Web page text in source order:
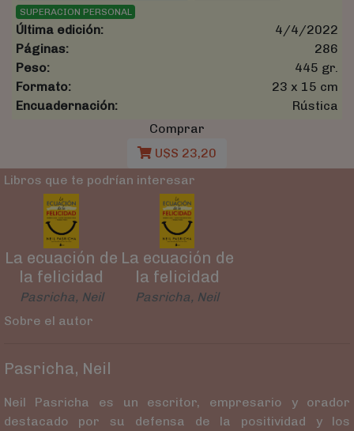
SUPERACION PERSONAL
Última edición:
4/4/2022
Páginas:
286
Peso:
445 gr.
Formato:
23 x 15 cm
Encuadernación:
Rústica
Comprar
U$S 23,20
Libros que te podrían interesar
La ecuación de
la felicidad
Pasricha, Neil
La ecuación de
la felicidad
Pasricha, Neil
Sobre el autor
Pasricha, Neil
Neil Pasricha es un escritor, empresario y orador
destacado por su defensa de la positividad y los